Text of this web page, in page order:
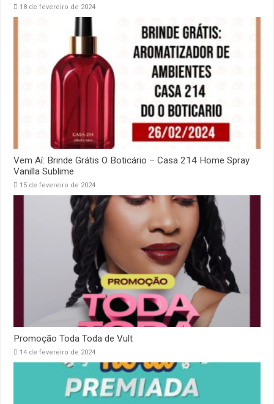
18 de fevereiro de 2024
Vem Aí: Brinde Grátis O Boticário – Casa 214 Home Spray
Vanilla Sublime
15 de fevereiro de 2024
Promoção Toda Toda de Vult
14 de fevereiro de 2024